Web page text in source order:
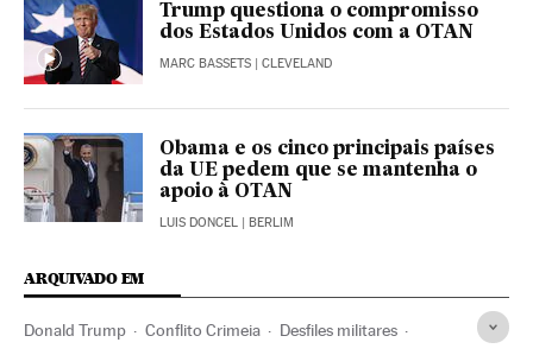
Trump questiona o compromisso
dos Estados Unidos com a OTAN
MARC BASSETS | CLEVELAND
Obama e os cinco principais países
da UE pedem que se mantenha o
apoio à OTAN
LUIS DONCEL | BERLIM
ARQUIVADO EM
Donald Trump Conflito Crimeia Desfiles militares